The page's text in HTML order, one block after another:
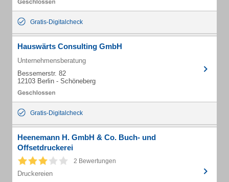
Gratis-Digitalcheck
Hauswärts Consulting GmbH
Unternehmensberatung
Bessemerstr. 82
12103 Berlin - Schöneberg
Gratis-Digitalcheck
Heenemann H. GmbH & Co. Buch- und
Offsetdruckerei
2 Bewertungen
Druckereien